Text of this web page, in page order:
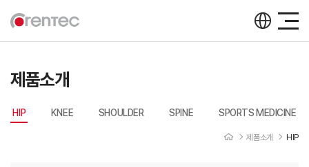
제품소개
HIP KNEE SHOULDER SPINE SPORTS MEDICINE
제품소개 HIP